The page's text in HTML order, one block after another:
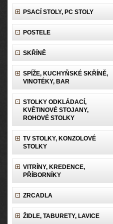
PSACÍ STOLY, PC STOLY
POSTELE
SKŘÍNĚ
SPÍŽE, KUCHYŇSKÉ SKŘÍNĚ,
VINOTÉKY, BAR
STOLKY ODKLÁDACÍ,
KVĚTINOVÉ STOJANY,
ROHOVÉ STOLKY
TV STOLKY, KONZOLOVÉ
STOLKY
VITRÍNY, KREDENCE,
PŘÍBORNÍKY
ZRCADLA
ŽIDLE, TABURETY, LAVICE